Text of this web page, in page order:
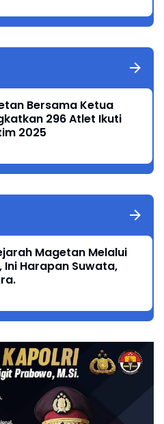
Bersama Ketua
296 Atlet Ikuti
2025
Magetan Melalui
Ini Harapan Suwata,